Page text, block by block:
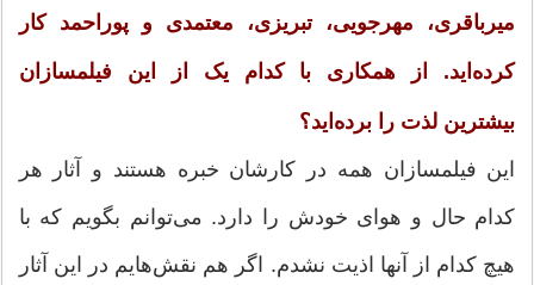
میرباقری، مهرجویی، تبریزی، معتمدی و پوراحمد کار
کرده‌اید. از همکاری با کدام یک از این فیلمسازان
بیشترین لذت را برده‌اید؟
این‌ فیلمسازان همه در کارشان خبره هستند و آثار هر
کدام حال و هوای خودش را دارد. می‌توانم بگویم که با
هیچ‌ کدام از آنها اذیت نشدم. اگر هم نقش‌هایم در این آثار